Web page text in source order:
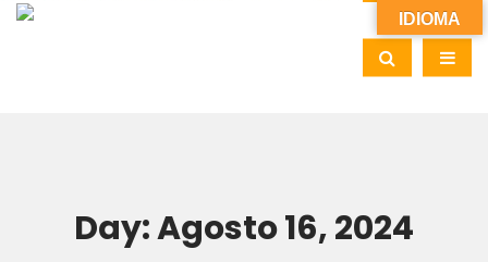
Day:Agosto 16, 2024
IDIOMA